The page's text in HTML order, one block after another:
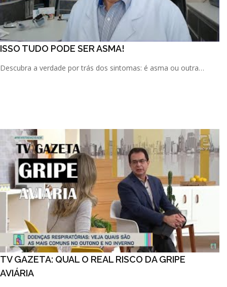
ISSO TUDO PODE SER ASMA!
Descubra a verdade por trás dos sintomas: é asma ou outra
TV GAZETA: QUAL O REAL RISCO DA GRIPE
AVIÁRIA